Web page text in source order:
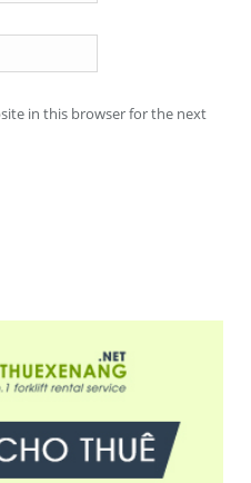
in this browser for the next